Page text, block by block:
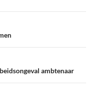
ambtenaar